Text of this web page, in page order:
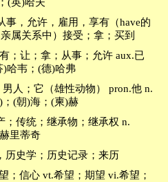
事，允许，雇用，享有（have的
属关系中）接受；拿；买到
；让；拿；从事；允许 aux.已
)哈韦；(德)哈弗
男人；它（雄性动物） pron.他 n.
(朝)海；(柬)赫
；传统；继承物；继承权 n.
里蒂奇
历史学；历史记录；来历
；信心 vt.希望；期望 vi.希望；